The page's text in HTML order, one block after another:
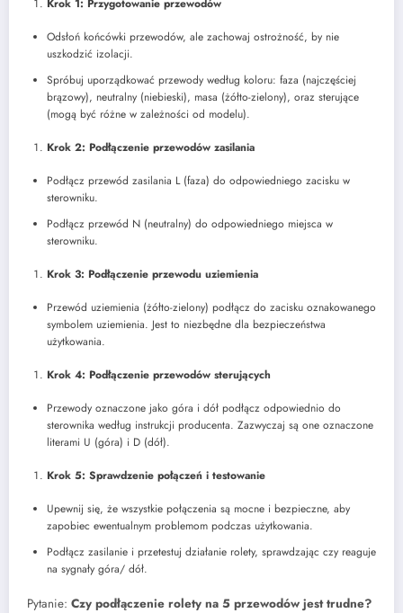
Krok 1: Przygotowanie przewodów
Odsłoń końcówki przewodów, ale zachowaj ostrożność, by nie
uszkodzić izolacji.
Spróbuj uporządkować przewody według koloru: faza (najczęściej
brązowy), neutralny (niebieski), masa (żółto-zielony), oraz sterujące
(mogą być różne w zależności od modelu).
Krok 2: Podłączenie przewodów zasilania
Podłącz przewód zasilania L (faza) do odpowiedniego zacisku w
sterowniku.
Podłącz przewód N (neutralny) do odpowiedniego miejsca w
sterowniku.
Krok 3: Podłączenie przewodu uziemienia
Przewód uziemienia (żółto-zielony) podłącz do zacisku oznakowanego
symbolem uziemienia. Jest to niezbędne dla bezpieczeństwa
użytkowania.
Krok 4: Podłączenie przewodów sterujących
Przewody oznaczone jako góra i dół podłącz odpowiednio do
sterownika według instrukcji producenta. Zazwyczaj są one oznaczone
literami U (góra) i D (dół).
Krok 5: Sprawdzenie połączeń i testowanie
Upewnij się, że wszystkie połączenia są mocne i bezpieczne, aby
zapobiec ewentualnym problemom podczas użytkowania.
Podłącz zasilanie i przetestuj działanie rolety, sprawdzając czy reaguje
na sygnały góra/ dół.
Pytanie: Czy podłączenie rolety na 5 przewodów jest trudne?